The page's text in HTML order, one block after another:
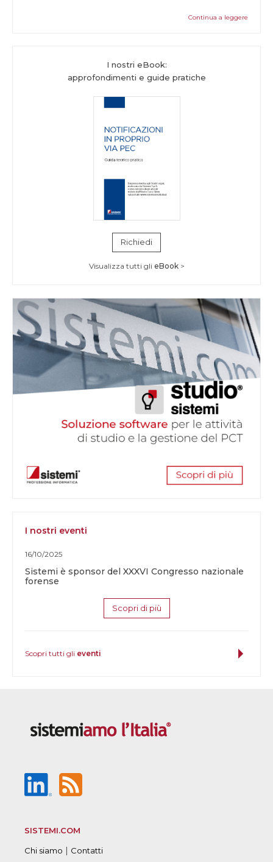
Continua a leggere
I nostri eBook:
approfondimenti e guide pratiche
Richiedi
Visualizza tutti gli eBook>
I nostri eventi
16/10/2025
Sistemi è sponsor del XXXVI Congresso nazionale
forense
Scopri di più
Scopri tutti gli eventi
SISTEMI.COM
Chi siamo | Contatti